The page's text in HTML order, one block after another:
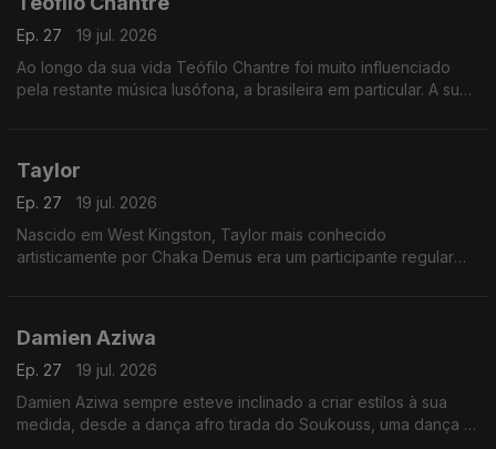
Ep. 27
19 jul. 2026
Ao longo da sua vida Teófilo Chantre foi muito influenciado
pela restante música lusófona, a brasileira em particular. A sua
Taylor
Ep. 27
19 jul. 2026
Nascido em West Kingston, Taylor mais conhecido
artisticamente por Chaka Demus era um participante regular
Damien Aziwa
Ep. 27
19 jul. 2026
Damien Aziwa sempre esteve inclinado a criar estilos à sua
medida, desde a dança afro tirada do Soukouss, uma dança e